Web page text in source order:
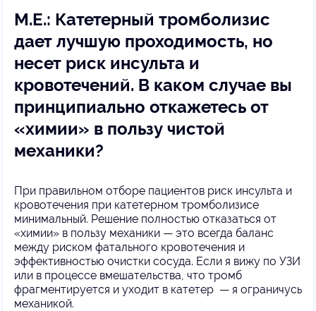
М.Е.: Катетерный тромболизис
дает лучшую проходимость, но
несет риск инсульта и
кровотечений. В каком случае вы
принципиально откажетесь от
«химии» в пользу чистой
механики?
При правильном отборе пациентов риск инсульта и
кровотечения при катетерном тромболизисе
минимальный. Решение полностью отказаться от
«химии» в пользу механики — это всегда баланс
между риском фатального кровотечения и
эффективностью очистки сосуда. Если я вижу по УЗИ
или в процессе вмешательства, что тромб
фрагментируется и уходит в катетер — я ограничусь
механикой.